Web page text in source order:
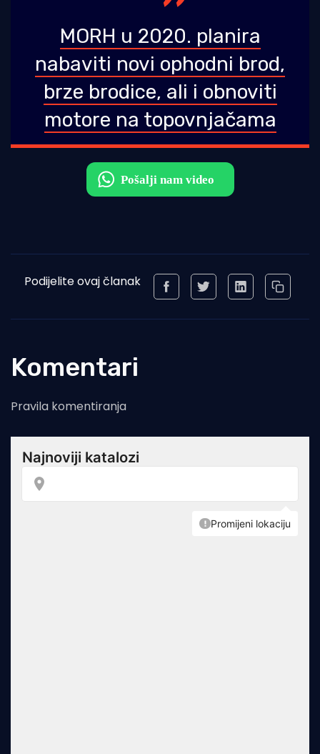
MORH u 2020. planira
nabaviti novi ophodni brod,
brze brodice, ali i obnoviti
motore na topovnjačama
Podijelite ovaj članak
Komentari
Pravila komentiranja